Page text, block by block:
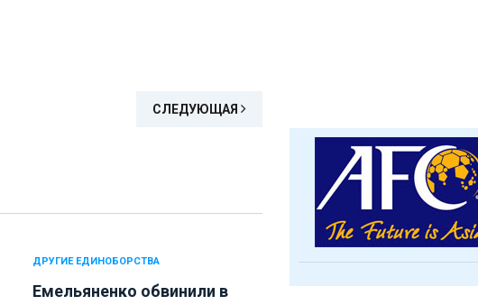
СЛЕДУЮЩАЯ
ДРУГИЕ ЕДИНОБОРСТВА
Емельяненко обвинили в